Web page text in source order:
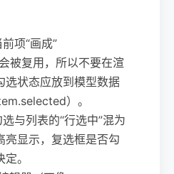
项“画成”
被复用，所以不要在渲
选状态应放到模型数据
）。
与列表的“行选中”混为
亮显示，复选框是否勾
。